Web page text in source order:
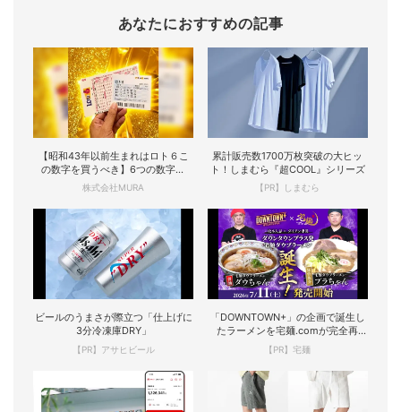
あなたにおすすめの記事
【昭和43年以前生まれはロト６こ
の数字を買うべき】6つの数字が
「完全一致」する方...
株式会社MURA
累計販売数1700万枚突破の大ヒッ
ト！しまむら『超COOL』シリーズ
【PR】しまむら
ビールのうまさが際立つ「仕上げに
3分冷凍庫DRY」
【PR】アサヒビール
「DOWNTOWN+」の企画で誕生し
たラーメンを宅麺.comが完全再
現！
【PR】宅麺